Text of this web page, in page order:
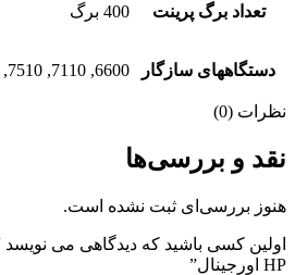
تعداد برگ پرینت 400 برگ
دستگاههای سازگار 6600, 7110, 7510, 7612
نظرات (0)
نقد و بررسی‌ها
هنوز بررسی‌ای ثبت نشده است.
HP اورجینال”